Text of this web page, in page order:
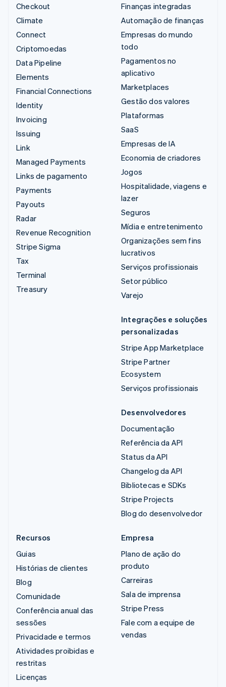
Checkout
Climate
Connect
Criptomoedas
Data Pipeline
Elements
Financial Connections
Identity
Invoicing
Issuing
Link
Managed Payments
Links de pagamento
Payments
Payouts
Radar
Revenue Recognition
Stripe Sigma
Tax
Terminal
Treasury
Finanças integradas
Automação de finanças
Empresas do mundo
todo
Pagamentos no
aplicativo
Marketplaces
Gestão dos valores
Plataformas
SaaS
Empresas de IA
Economia de criadores
Jogos
Hospitalidade, viagens e
lazer
Seguros
Mídia e entretenimento
Organizações sem fins
lucrativos
Serviços profissionais
Setor público
Varejo
Integrações e soluções
personalizadas
Stripe App Marketplace
Stripe Partner
Ecosystem
Serviços profissionais
Desenvolvedores
Documentação
Referência da API
Status da API
Changelog da API
Bibliotecas e SDKs
Stripe Projects
Blog do desenvolvedor
Recursos
Guias
Histórias de clientes
Blog
Comunidade
Conferência anual das
sessões
Privacidade e termos
Atividades proibidas e
restritas
Licenças
Empresa
Plano de ação do
produto
Carreiras
Sala de imprensa
Stripe Press
Fale com a equipe de
vendas